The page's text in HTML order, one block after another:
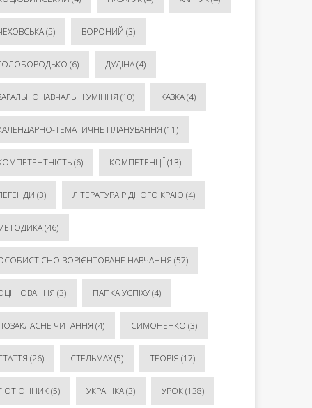
(5) ВОРОНИЙ (3)
(6) ДУДІНА(4)
УМІННЯ (10) КАЗКА(4)
ТЕМАТИЧНЕ ПЛАНУВАННЯ (11)
(6) КОМПЕТЕНЦІЇ (13)
(3) ЛІТЕРАТУРА РІДНОГО КРАЮ (4)
(46)
ЗОРІЄНТОВАНЕ НАВЧАННЯ (57)
(3) ПАПКА УСПІХУ(4)
ЧИТАННЯ (4) СИМОНЕНКО (3)
(26) СТЕЛЬМАХ(5) ТЕОРІЯ (17)
(5) УКРАЇНКА(3) УРОК(138)